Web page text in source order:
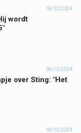
18/12/2024
wordt
18/12/2024
over Sting: "Het
18/12/2024